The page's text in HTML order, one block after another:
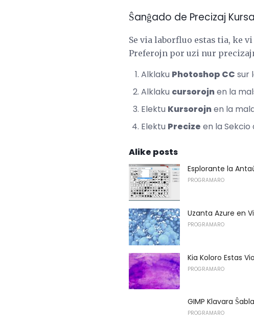
Ŝanĝado de Precizaj
Se via laborfluo estas tia, ke
Preferojn por uzi nur
Alklaku Photoshop CC sur
Alklaku cursorojnen la
Elektu Kursorojnen la
Elektu Precize en la Sekcio
Alike posts
Esplorante la
PROGRAMARO
Uzanta Azure en
PROGRAMARO
Kia Koloro Estas
PROGRAMARO
GIMP Klavara
PROGRAMARO